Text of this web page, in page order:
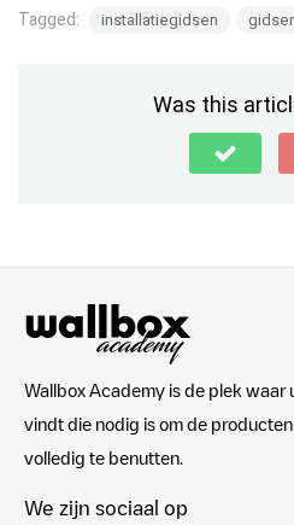
Tagged: installatiegidsen
Was this
Wallbox Academy is de plek waar
vindt die nodig is om de
volledig te benutten.
We zijn sociaal op